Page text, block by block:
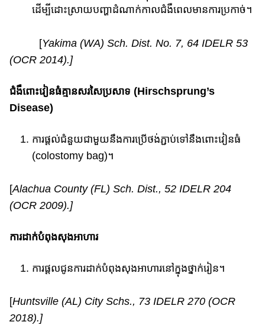
ដើម្បី​ដោះស្រាយបញ្ហាដំណាក់​កាលជំងឺ​ពេល​មាន​​​​ការប្រកាច់​។​
[Yakima (WA) Sch. Dist. No. 7, 64 IDELR 53
(OCR 2014).]
ជំងឺ​ពោះវៀនធំគ្មានសរសៃ​ប្រសាទ (Hirschsprung’s
Disease)
ការផ្តល់ជំនួយ​ជាមួយនឹង​ការប្រើថង់ភ្ជាប់ទៅនឹងពោះវៀនធំ​
(colostomy bag)។​
[Alachua County (FL) Sch. Dist., 52 IDELR 204
(OCR 2009).]
ការដាក់បំពុង​សុង​អាហារ
ការផ្តលជូនការដាក់បំពុងសុងអាហារនៅក្នុងថ្នាក់រៀន​។
[Huntsville (AL) City Schs., 73 IDELR 270 (OCR
2018).]